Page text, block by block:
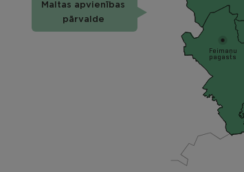
Maltas apvienības
pārvalde
Feimaņu
pagasts